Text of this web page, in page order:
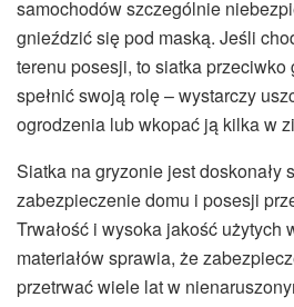
samochodów szczególnie
gnieździć się pod maską. Jeśli
terenu posesji, to siatka
spełnić swoją rolę – wystarczy
ogrodzenia lub wkopać ją kilka w
Siatka na gryzonie jest doskonały
zabezpieczenie domu i posesji
Trwałość i wysoka jakość użytych
materiałów sprawia, że
przetrwać wiele lat w